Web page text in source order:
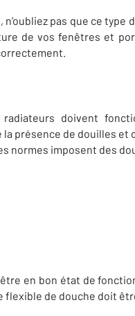
n’oubliez pas que ce
de vos fenêtres et
doivent
présence de douilles et
normes imposent des
en bon état de
flexible de douche doit